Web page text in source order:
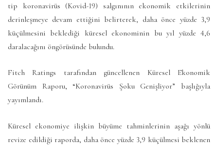
tip koronavirüs (Kovid-19) salgınının ekonomik etkilerinin
derinleşmeye devam ettiğini belirterek, daha önce yüzde 3,9
küçülmesini beklediği küresel ekonominin bu yıl yüzde 4,6
daralacağını öngörüsünde bulundu.
Fitch Ratings tarafından güncellenen Küresel Ekonomik
Görünüm Raporu, “Koronavirüs Şoku Genişliyor” başlığıyla
yayımlandı.
Küresel ekonomiye ilişkin büyüme tahminlerinin aşağı yönlü
revize edildiği raporda, daha önce yüzde 3,9 küçülmesi beklenen